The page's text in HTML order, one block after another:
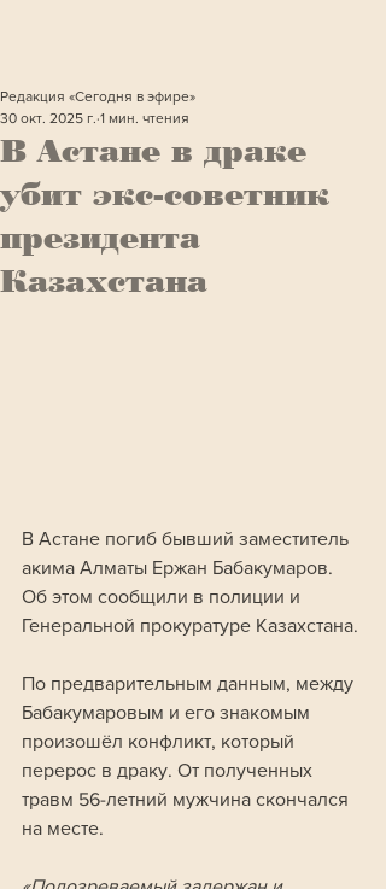
В Астане в драке
убит экс-советник
президента
Казахстана
Редакция «Сегодня в эфире»
30 окт. 2025 г. 1 мин. чтения
В Астане погиб бывший заместитель
акима Алматы Ержан Бабакумаров.
Об этом сообщили в полиции и
Генеральной прокуратуре Казахстана.
По предварительным данным, между
Бабакумаровым и его знакомым
произошёл конфликт, который
перерос в драку. От полученных
травм 56-летний мужчина скончался
на месте.